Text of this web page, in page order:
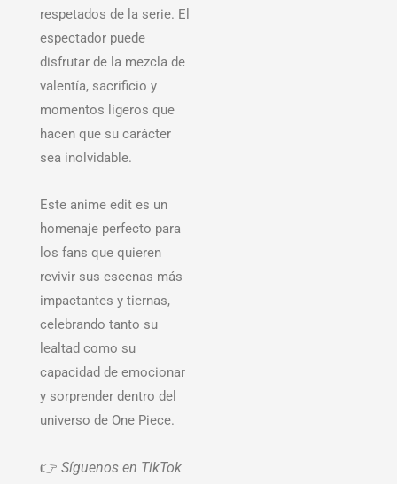
respetados de la serie. El
espectador puede
disfrutar de la mezcla de
valentía, sacrificio y
momentos ligeros que
hacen que su carácter
sea inolvidable.
Este anime edit es un
homenaje perfecto para
los fans que quieren
revivir sus escenas más
impactantes y tiernas,
celebrando tanto su
lealtad como su
capacidad de emocionar
y sorprender dentro del
universo de One Piece.
👉 Síguenos en TikTok